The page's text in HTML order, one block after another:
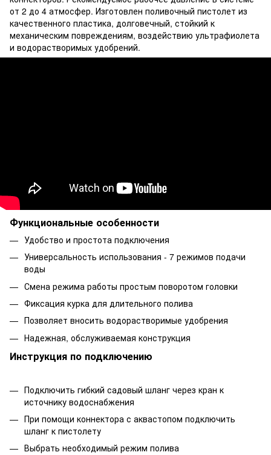
от 2 до 4 атмосфер. Изготовлен поливочный пистолет из
качественного пластика, долговечный, стойкий к
механическим повреждениям, воздействию ультрафиолета
и водорастворимых удобрений.
Функциональные особенности
Удобство и простота подключения
Универсальность использования - 7 режимов подачи
воды
Смена режима работы простым поворотом головки
Фиксация курка для длительного полива
Позволяет вносить водорастворимые удобрения
Надежная, обслуживаемая конструкция
Инструкция по подключению
Подключить гибкий садовый шланг через кран к
источнику водоснабжения
При помощи коннектора с аквастопом подключить
шланг к пистолету
Выбрать необходимый режим полива